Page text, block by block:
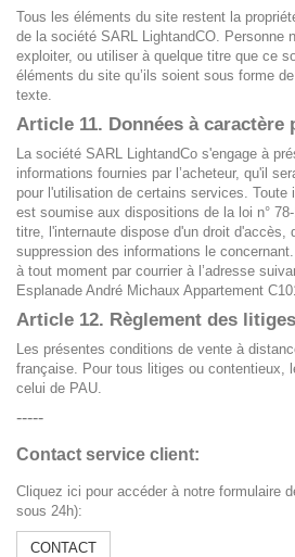
Tous les éléments du site restent la
de la société SARL LightandCO. Personne
exploiter, ou utiliser à quelque titre que ce
éléments du site qu’ils soient sous forme
texte.
Article 11. Données à caractère
La société SARL LightandCo s'engage à
informations fournies par l’acheteur, qu'il
pour l'utilisation de certains services. Toute
est soumise aux dispositions de la loi n°
titre, l'internaute dispose d'un droit d'accès,
suppression des informations le
à tout moment par courrier à l’adresse
Esplanade André Michaux Appartement
Article 12. Règlement des litiges
Les présentes conditions de vente à
française. Pour tous litiges ou contentieux,
celui de PAU.
-----
Contact service client:
Cliquez ici pour accéder à notre formulaire
sous 24h):
CONTACT